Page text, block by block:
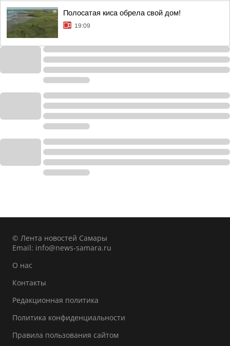
Полосатая киса обрела свой дом!
19:09
© Лента новостей Самары
Email: info@news-samara.ru
О нас
Контакты
Редакционная политика
Политика конфиденциальности
Правила пользования сайтом